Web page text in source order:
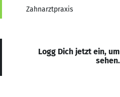
Zahnarztpraxis
Logg Dich jetzt ein,
sehen.